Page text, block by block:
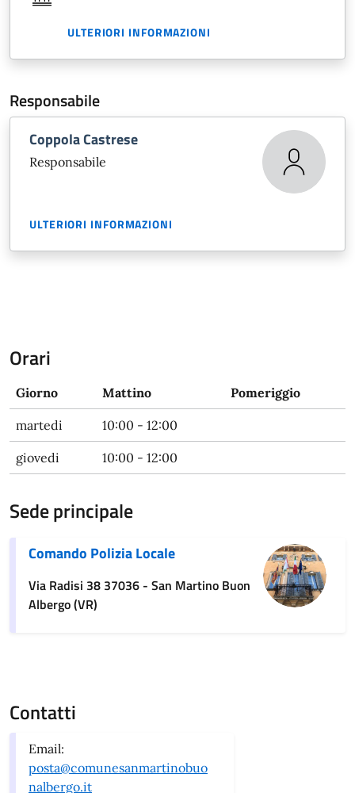
ULTERIORI INFORMAZIONI
Responsabile
Coppola Castrese
Responsabile
ULTERIORI INFORMAZIONI
Orari
Giorno Mattino Pomeriggio
martedi 10:00 - 12:00
giovedi 10:00 - 12:00
Sede principale
Comando Polizia Locale
Via Radisi 38 37036 - San Martino Buon
Albergo (VR)
Contatti
Email:
posta@comunesanmartinobuo
nalbergo.it